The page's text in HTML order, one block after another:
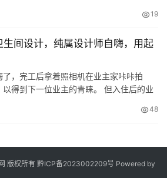
19
间设计，纯属设计师自嗨，用起
，完工后拿着照相机在业主家咔咔拍
得到下一位业主的青睐。 但入住后的业
，槽点那么多，本期一起盘点一下，看
48
版权所有 黔ICP备2023002209号 Powered by